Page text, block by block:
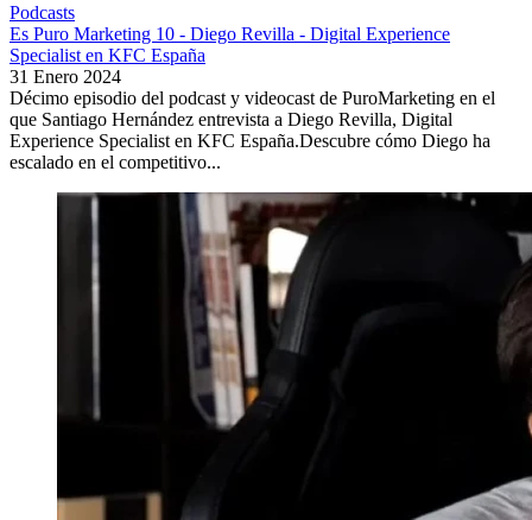
Podcasts
Es Puro Marketing 10 - Diego Revilla - Digital Experience
Specialist en KFC España
31 Enero 2024
Décimo episodio del podcast y videocast de PuroMarketing en el
que Santiago Hernández entrevista a Diego Revilla, Digital
Experience Specialist en KFC España.Descubre cómo Diego ha
escalado en el competitivo...